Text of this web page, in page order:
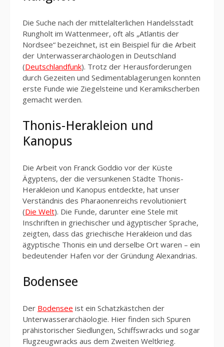
Die Suche nach der mittelalterlichen Handelsstadt
Rungholt im Wattenmeer, oft als „Atlantis der
Nordsee“ bezeichnet, ist ein Beispiel für die Arbeit
der Unterwasserarchäologen in Deutschland
(Deutschlandfunk). Trotz der Herausforderungen
durch Gezeiten und Sedimentablagerungen konnten
erste Funde wie Ziegelsteine und Keramikscherben
gemacht werden.
Thonis-Herakleion und
Kanopus
Die Arbeit von Franck Goddio vor der Küste
Ägyptens, der die versunkenen Städte Thonis-
Herakleion und Kanopus entdeckte, hat unser
Verständnis des Pharaonenreichs revolutioniert
(Die Welt). Die Funde, darunter eine Stele mit
Inschriften in griechischer und ägyptischer Sprache,
zeigten, dass das griechische Herakleion und das
ägyptische Thonis ein und derselbe Ort waren – ein
bedeutender Hafen vor der Gründung Alexandrias.
Bodensee
Der Bodensee ist ein Schatzkästchen der
Unterwasserarchäologie. Hier finden sich Spuren
prähistorischer Siedlungen, Schiffswracks und sogar
Flugzeugwracks aus dem Zweiten Weltkrieg.